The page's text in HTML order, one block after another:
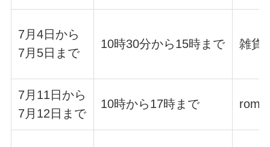
7月4日から
7月5日まで
10時30分から15時まで 雑貨
7月11日から
7月12日まで
10時から17時まで